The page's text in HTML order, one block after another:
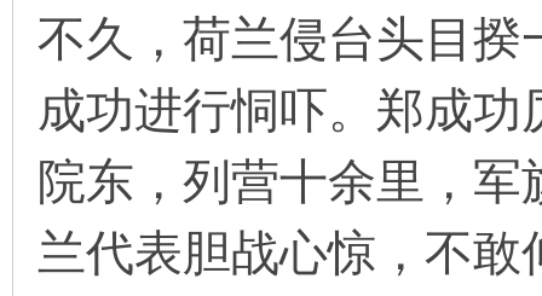
不久，荷兰侵台头目
成功进行恫吓。郑成
院东，列营十余里，
兰代表胆战心惊，不敢